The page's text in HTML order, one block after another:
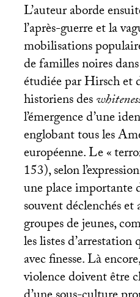
L’auteur aborde
l’après-guerre et la
mobilisations
de familles noires
étudiée par Hirsch et
historiens des
l’émergence d’une
englobant tous les
européenne. Le «
153), selon
une place importante
souvent déclenchés et
groupes de jeunes,
les listes
avec finesse. Là
violence doivent être